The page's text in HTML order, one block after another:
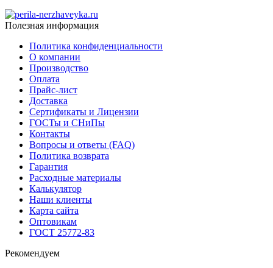
Полезная информация
Политика конфиденциальности
О компании
Производство
Оплата
Прайс-лист
Доставка
Сертификаты и Лицензии
ГОСТы и СНиПы
Контакты
Вопросы и ответы (FAQ)
Политика возврата
Гарантия
Расходные материалы
Калькулятор
Наши клиенты
Карта сайта
Оптовикам
ГОСТ 25772-83
Рекомендуем